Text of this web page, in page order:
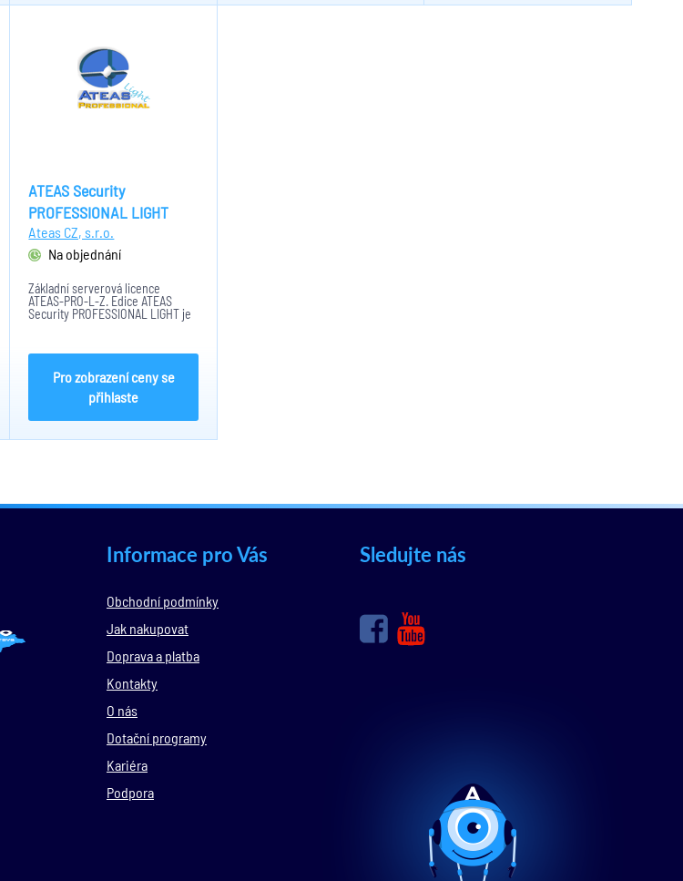
ATEAS Security
PROFESSIONAL LIGHT
Ateas CZ, s.r.o.
Na objednání
Základní serverová licence
ATEAS-PRO-L-Z. Edice ATEAS
Security PROFESSIONAL LIGHT je
určena pro systémy s rozsahem
nebo 6 dohledových pracovišť
Pro zobrazení ceny se
přihlaste
Informace pro Vás
Obchodní podmínky
Jak nakupovat
Doprava a platba
Kontakty
O nás
Dotační programy
Kariéra
Podpora
Sledujte nás